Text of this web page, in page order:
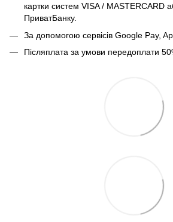
картки систем VISA / MASTERCARD
ПриватБанку.
За допомогою сервісів Google Pay,
Післяплата за умови передоплати